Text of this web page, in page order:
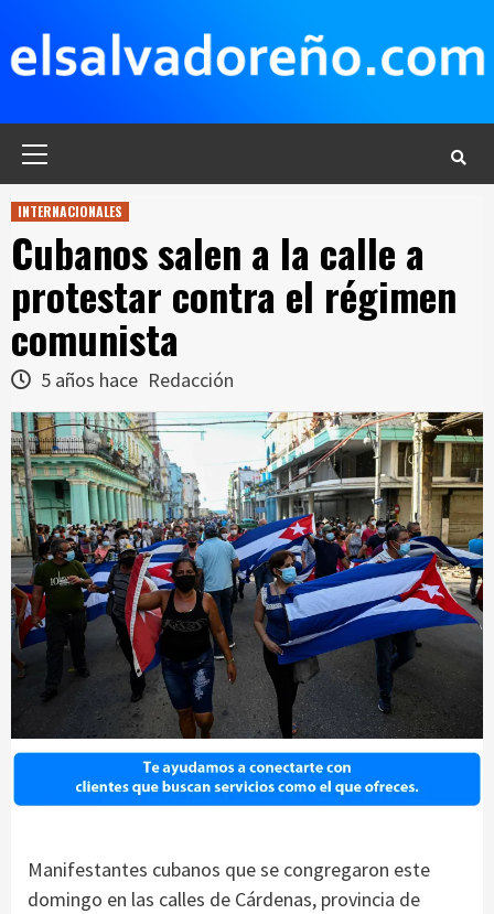
contenido
INTERNACIONALES
Cubanos salen a la calle a
protestar contra el régimen
comunista
5 años hace Redacción
Manifestantes cubanos que se congregaron este
domingo en las calles de Cárdenas, provincia de